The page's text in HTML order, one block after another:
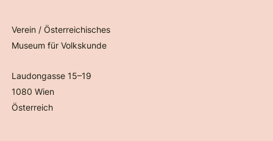
Verein / Österreichisches
Museum für Volkskunde
Laudongasse 15–19
1080 Wien
Österreich